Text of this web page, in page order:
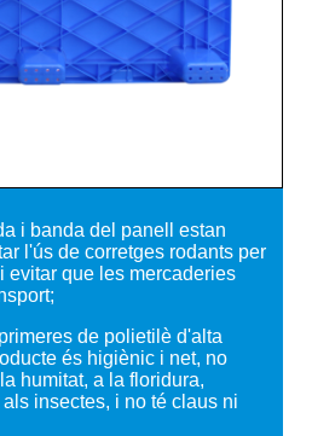
i banda del panell estan
l'ús de corretges rodants per
evitar que les mercaderies
de polietilè d'alta
és higiènic i net, no
humitat, a la floridura,
insectes, i no té claus ni